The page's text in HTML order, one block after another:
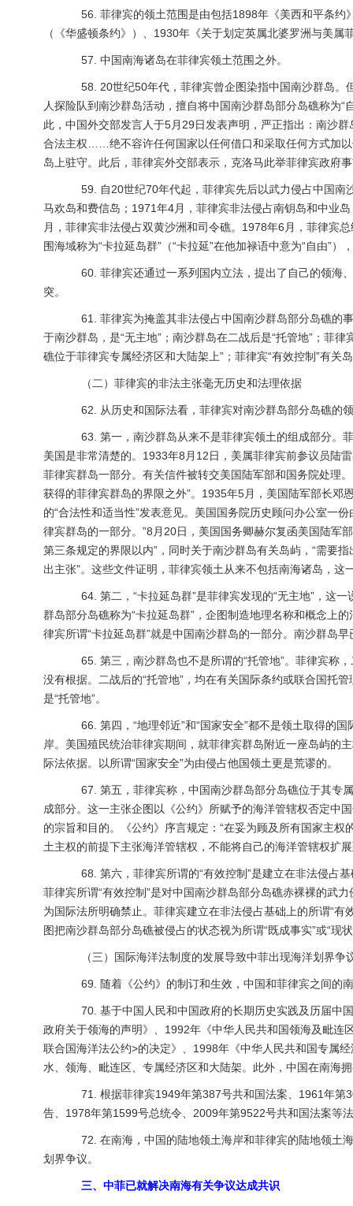
56. 菲律宾的领土范围是由包括1898年《美西和平条约
（《华盛顿条约》）、1930年《关于划定英属北婆罗洲与美
57. 中国南海诸岛在菲律宾领土范围之外。
58. 20世纪50年代，菲律宾曾企图染指中国南沙群岛。
人探险队到南沙群岛活动，擅自将中国南沙群岛部分岛礁称为
此，中国外交部发言人于5月29日发表声明，严正指出：南沙
合法主权……绝不容许任何国家以任何借口和采取任何方式加
岛上驻守。此后，菲律宾外交部表示，克洛马此举菲律宾政府
59. 自20世纪70年代起，菲律宾先后以武力侵占中国南
马欢岛和费信岛；1971年4月，菲律宾非法侵占南钥岛和中业
月，菲律宾非法侵占双黄沙洲和司令礁。1978年6月，菲律宾
围海域称为“卡拉延岛群”（“卡拉延”在他加禄语中意为“自由”
60. 菲律宾还通过一系列国内立法，提出了自己的领海
突。
61. 菲律宾为掩盖其非法侵占中国南沙群岛部分岛礁的事
于南沙群岛，是“无主地”；南沙群岛在二战后是“托管地”；菲
礁位于菲律宾专属经济区和大陆架上”；菲律宾“有效控制”有关
（二）菲律宾的非法主张毫无历史和法理依据
62. 从历史和国际法看，菲律宾对南沙群岛部分岛礁的
63. 第一，南沙群岛从来不是菲律宾领土的组成部分。
美国是非常清楚的。1933年8月12日，美属菲律宾前参议员陆
菲律宾群岛一部分。有关信件被转交美国陆军部和国务院处
获得的菲律宾群岛的界限之外”。1935年5月，美国陆军部长
的“合法性和适当性”发表意见。美国国务院历史顾问办公室一
律宾群岛的一部分。”8月20日，美国国务卿赫尔复函美国陆军
第三条规定的界限以内”，同时关于南沙群岛有关岛屿，“需要
出主张”。这些文件证明，菲律宾领土从来不包括南海诸岛，
64. 第二，“卡拉延岛群”是菲律宾发现的“无主地”，这一
群岛部分岛礁称为“卡拉延岛群”，企图制造地理名称和概念上
律宾所谓“卡拉延岛群”就是中国南沙群岛的一部分。南沙群岛
65. 第三，南沙群岛也不是所谓的“托管地”。菲律宾称，
没有根据。二战后的“托管地”，均在有关国际条约或联合国托
是“托管地”。
66. 第四，“地理邻近”和“国家安全”都不是领土取得的国
岸。美国殖民统治菲律宾期间，就菲律宾群岛附近一座岛屿的
际法依据。以所谓“国家安全”为由侵占他国领土更是荒谬的。
67. 第五，菲律宾称，中国南沙群岛部分岛礁位于其专
成部分。这一主张企图以《公约》所赋予的海洋管辖权否定中
的宗旨和目的。《公约》序言规定：“在妥为顾及所有国家主
土主权的前提下主张海洋管辖权，不能将自己的海洋管辖权扩
68. 第六，菲律宾所谓的“有效控制”是建立在非法侵占基
菲律宾所谓“有效控制”是对中国南沙群岛部分岛礁赤裸裸的武
为国际法所明确禁止。菲律宾建立在非法侵占基础上的所谓“
图把南沙群岛部分岛礁被侵占的状态视为所谓“既成事实”或“现
（三）国际海洋法制度的发展导致中菲出现海洋划界争
69. 随着《公约》的制订和生效，中国和菲律宾之间的
70. 基于中国人民和中国政府的长期历史实践及历届中
政府关于领海的声明》、1992年《中华人民共和国领海及毗
联合国海洋法公约>的决定》、1998年《中华人民共和国专属
水、领海、毗连区、专属经济区和大陆架。此外，中国在南海
71. 根据菲律宾1949年第387号共和国法案、1961年第
告、1978年第1599号总统令、2009年第9522号共和国法案等
72. 在南海，中国的陆地领土海岸和菲律宾的陆地领土
划界争议。
三、中菲已就解决南海有关争议达成共识